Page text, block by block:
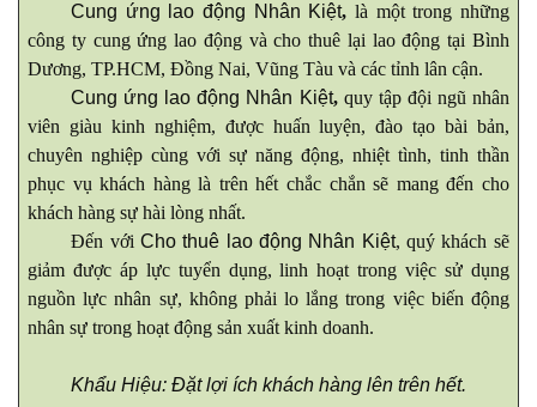
Cung ứng lao động Nhân Kiệt, là một trong những
công ty cung ứng lao động và cho thuê lại lao động tại Bình
Dương, TP.HCM, Đồng Nai, Vũng Tàu và các tỉnh lân cận.
Cung ứng lao động Nhân Kiệt, quy tập đội ngũ nhân
viên giàu kinh nghiệm, được huấn luyện, đào tạo bài bản,
chuyên nghiệp cùng với sự năng động, nhiệt tình, tinh thần
phục vụ khách hàng là trên hết chắc chắn sẽ mang đến cho
khách hàng sự hài lòng nhất.
Đến với Cho thuê lao động Nhân Kiệt, quý khách sẽ
giảm được áp lực tuyển dụng, linh hoạt trong việc sử dụng
nguồn lực nhân sự, không phải lo lắng trong việc biến động
nhân sự trong hoạt động sản xuất kinh doanh.
Khẩu Hiệu: Đặt lợi ích khách hàng lên trên hết.